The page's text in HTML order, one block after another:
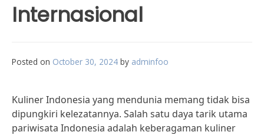
Internasional
Posted on October 30, 2024 by adminfoo
Kuliner Indonesia yang mendunia memang tidak bisa
dipungkiri kelezatannya. Salah satu daya tarik utama
pariwisata Indonesia adalah keberagaman kuliner